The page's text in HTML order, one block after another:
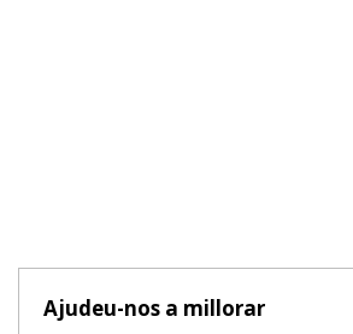
Ajudeu-nos a millorar